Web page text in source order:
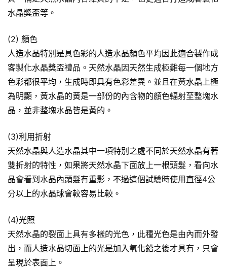
水晶獎盃等。
(2) 顏色
人造水晶特別是具色彩的人造水晶顏色平均因此適合製作成
客製化水晶獎盃禮品。天然水晶因天然生成極難每一個地方
色彩都很平均，生成時即具有色彩差異。並且在黃水晶上極
為明顯，黃水晶的黃是一部份的內含物的顏色輻射至整塊水
晶，並非整塊水晶皆是黃的。
(3)利用折射
天然水晶與人造水晶其中一項特別之處不同於天然水晶有著
雙折射的特性，如果將天然水晶下面放上一根頭髮，看向水
晶會看到水晶內頭髮有重影，不過這個試驗時使用直徑4公
分以上的水晶球會較容易比較。
(4)光照
天然水晶的裂面上具有多樣的光色，此種光色是由內而外發
出，而人造水晶切面上的光是加入氧化鉛之後才具有，只會
呈現於表面上。